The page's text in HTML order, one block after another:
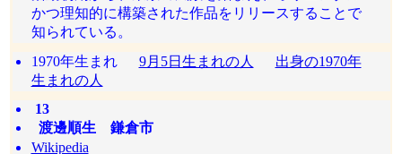
かつ理知的に構築された作品をリリースすることで
知られている。
1970年生まれ 9月5日生まれの人
出身の1970年
生まれの人
13
渡邊順生 鎌倉市
Wikipedia